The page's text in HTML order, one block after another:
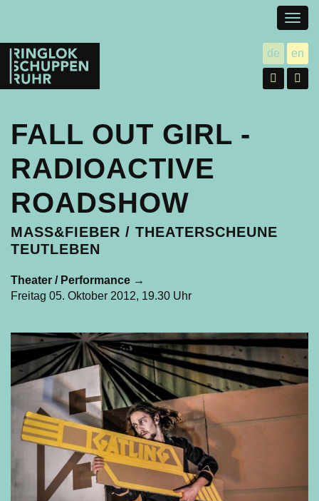
Ringlokschuppen
Ruhr
de utsch
en
FALL OUT GIRL -
RADIOACTIVE
ROADSHOW
MASS&FIEBER / THEATERSCHEUNE
TEUTLEBEN
Theater / Performance →
Freitag 05. Oktober 2012, 19.30 Uhr